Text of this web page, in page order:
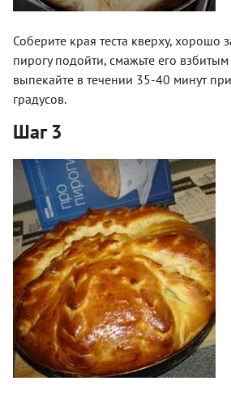
Соберите края теста кверху, хорошо
пирогу подойти, смажьте его
выпекайте в течении 35-40 минут
градусов.
Шаг 3